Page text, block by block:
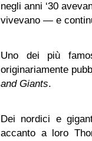
negli anni ‘30
vivevano — e
Uno dei più
originariamente
and Giants.
Dei nordici e
accanto a loro